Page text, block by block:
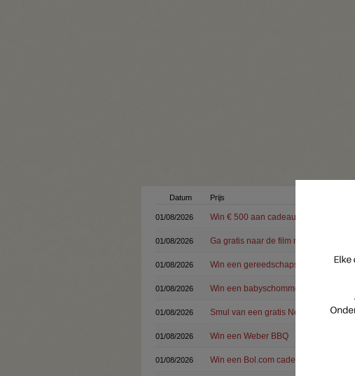
Datum Prijs
01/08/2026 Win € 500 aan cadeaubonnen van JD
01/08/2026 Ga gratis naar de film met Kinepolis
01/08/2026 Win een gereedschapsset van Makita
01/08/2026 Win een babyschommel + 1 jaar luiers
01/08/2026 Smul van een gratis Nesquik
01/08/2026 Win een Weber BBQ
01/08/2026 Win een Bol.com cadeaubon